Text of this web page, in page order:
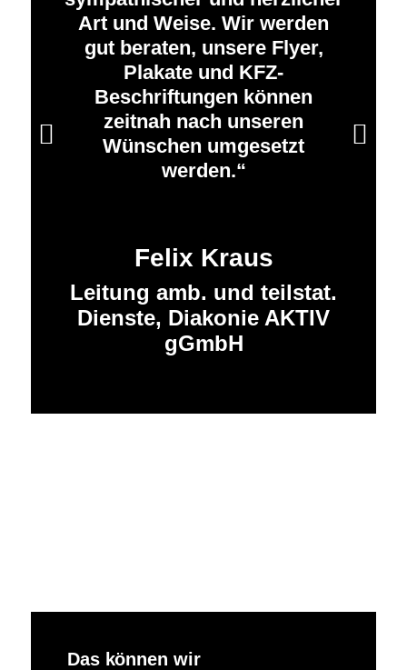
Art und Weise. Wir werden
gut beraten, unsere Flyer,
Plakate und KFZ-
Beschriftungen können
zeitnah nach unseren
Wünschen umgesetzt
werden.
Felix Kraus
Leitung amb. und teilstat.
Dienste, Diakonie AKTIV
gGmbH
Weiter
Das können wir